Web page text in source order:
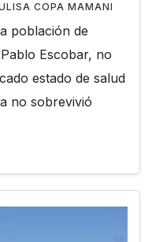
COPA MAMANI
población de
Escobar, no
estado de salud
no sobrevivió